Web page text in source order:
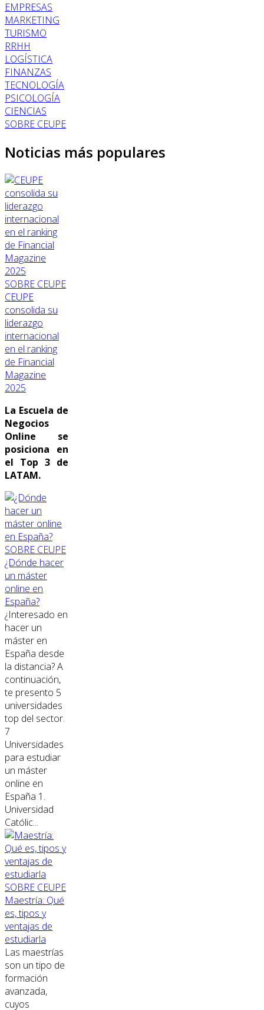
EMPRESAS
MARKETING
TURISMO
RRHH
LOGÍSTICA
FINANZAS
TECNOLOGÍA
PSICOLOGÍA
CIENCIAS
SOBRE CEUPE
Noticias más populares
SOBRE CEUPE
CEUPE
consolida su
liderazgo
internacional
en el ranking
de Financial
Magazine
2025
La Escuela de
Negocios
Online se
posiciona en
el Top 3 de
LATAM.
SOBRE CEUPE
¿Dónde hacer
un máster
online en
España?
¿Interesado en
hacer un
máster en
España desde
la distancia? A
continuación,
te presento 5
universidades
top del sector.
7
Universidades
para estudiar
un máster
online en
España 1.
Universidad
Católic...
SOBRE CEUPE
Maestría: Qué
es, tipos y
ventajas de
estudiarla
Las maestrías
son un tipo de
formación
avanzada,
cuyos